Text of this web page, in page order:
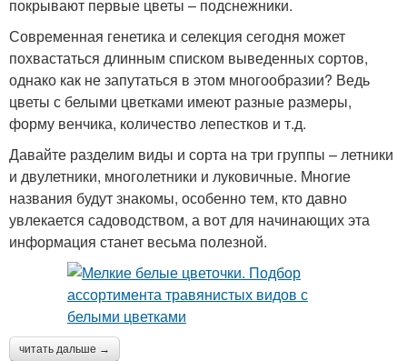
покрывают первые цветы – подснежники.
Современная генетика и селекция сегодня может
похвастаться длинным списком выведенных сортов,
однако как не запутаться в этом многообразии? Ведь
цветы с белыми цветками имеют разные размеры,
форму венчика, количество лепестков и т.д.
Давайте разделим виды и сорта на три группы – летники
и двулетники, многолетники и луковичные. Многие
названия будут знакомы, особенно тем, кто давно
увлекается садоводством, а вот для начинающих эта
информация станет весьма полезной.
читать дальше →